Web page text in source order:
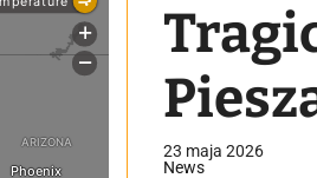
23 maja 2026
News